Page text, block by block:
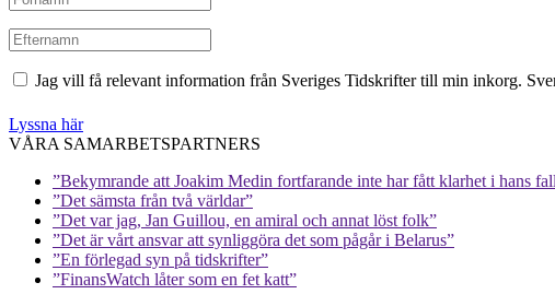
Jag vill få relevant information från Sveriges Tidskrifter till min inkorg.
Lyssna här
VÅRA SAMARBETSPARTNERS
”Bekymrande att Joakim Medin fortfarande inte har fått klarhet i hans
”Det sämsta från två världar”
”Det var jag, Jan Guillou, en amiral och annat löst folk”
”Det är vårt ansvar att synliggöra det som pågår i Belarus”
”En förlegad syn på tidskrifter”
”FinansWatch låter som en fet katt”